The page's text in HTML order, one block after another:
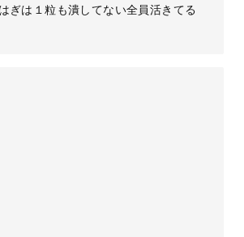
ぎは１粒も潰してない全員活きてる